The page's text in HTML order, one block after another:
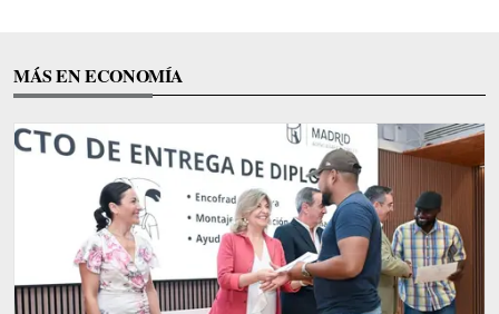
MÁS EN ECONOMÍA